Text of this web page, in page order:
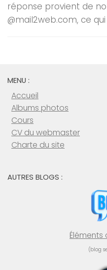
réponse provient de
@mail2web.com, ce qui
MENU :
Accueil
Albums photos
Cours
CV du webmaster
Charte du site
AUTRES BLOGS :
Éléments
(blog